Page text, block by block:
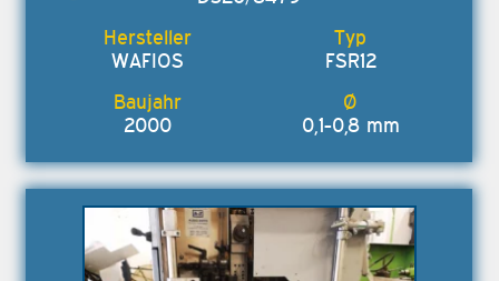
WAFIOS FSR12
2000 0,1-0,8 mm